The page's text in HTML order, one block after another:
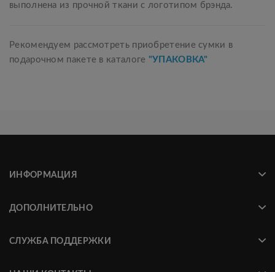
выполнена из прочной ткани с логотипом брэнда.
Рекомендуем рассмотреть приобретение сумки в
подарочном пакете в каталоге "УПАКОВКА"
ИНФОРМАЦИЯ
ДОПОЛНИТЕЛЬНО
СЛУЖБА ПОДДЕРЖКИ